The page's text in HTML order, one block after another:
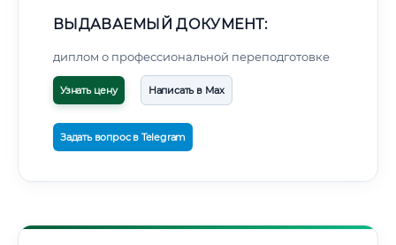
ВЫДАВАЕМЫЙ ДОКУМЕНТ:
диплом о профессиональной переподготовке
Узнать цену Написать в Max
Задать вопрос в Telegram